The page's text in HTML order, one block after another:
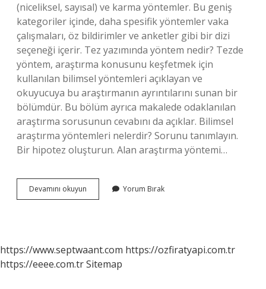
(niceliksel, sayısal) ve karma yöntemler. Bu geniş
kategoriler içinde, daha spesifik yöntemler vaka
çalışmaları, öz bildirimler ve anketler gibi bir dizi
seçeneği içerir. Tez yazımında yöntem nedir? Tezde
yöntem, araştırma konusunu keşfetmek için
kullanılan bilimsel yöntemleri açıklayan ve
okuyucuya bu araştırmanın ayrıntılarını sunan bir
bölümdür. Bu bölüm ayrıca makalede odaklanılan
araştırma sorusunun cevabını da açıklar. Bilimsel
araştırma yöntemleri nelerdir? Sorunu tanımlayın.
Bir hipotez oluşturun. Alan araştırma yöntemi…
Devamını okuyun
Yöntem
Yorum Bırak
https://www.septwaant.com https://ozfiratyapi.com.tr
https://eeee.com.trSitemap